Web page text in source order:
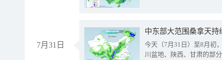
7月31日
中东部大范围桑拿天
今天（7月31日）至8月初
川盆地、陕西、甘肃的部